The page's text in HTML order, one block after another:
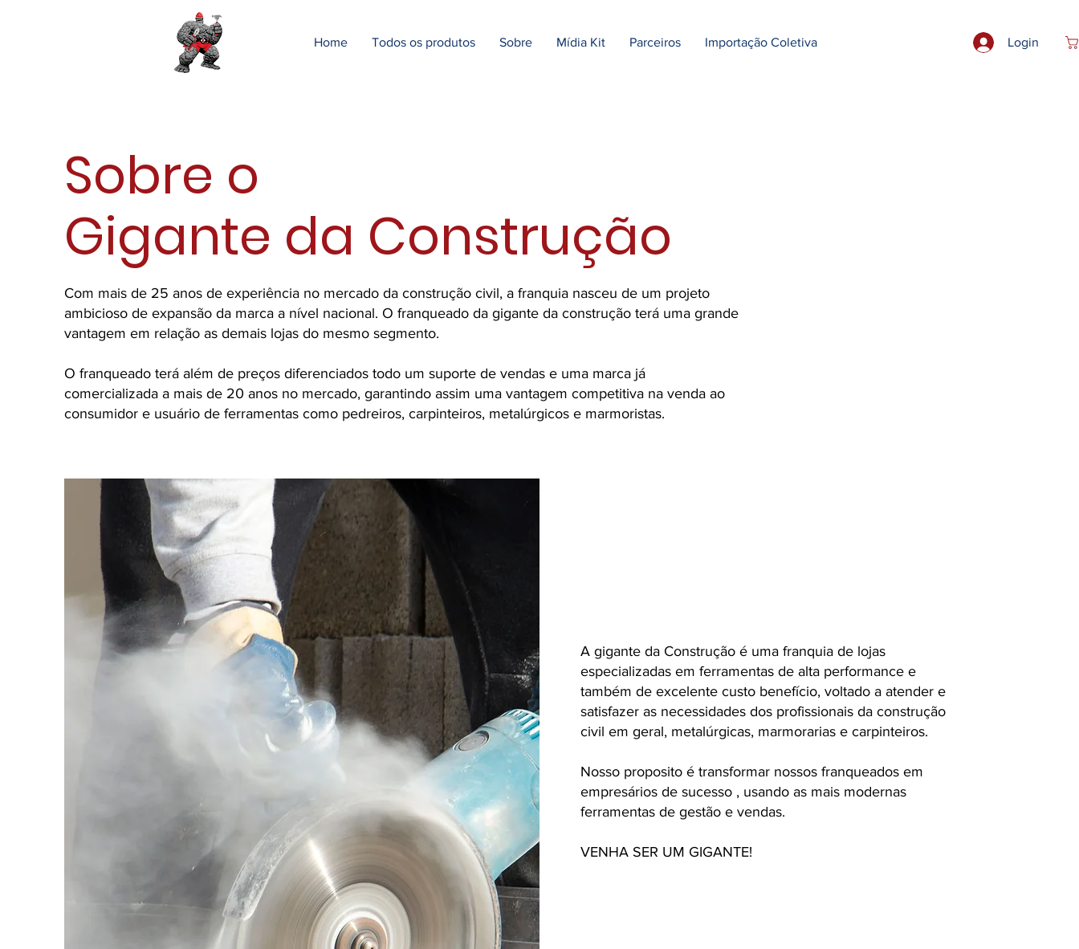
Home Todos os produtos Sobre Mídia Kit Parceiros Importação Coletiva Login
Sobre o
Gigante da Construção
Com mais de 25 anos de experiência no mercado da construção civil, a franquia nasceu de um projeto
ambicioso de expansão da marca a nível nacional. O franqueado da gigante da construção terá uma grande
vantagem em relação as demais lojas do mesmo segmento.
O franqueado terá além de preços diferenciados todo um suporte de vendas e uma marca já
comercializada a mais de 20 anos no mercado, garantindo assim uma vantagem competitiva na venda ao
consumidor e usuário de ferramentas como pedreiros, carpinteiros, metalúrgicos e marmoristas.
A gigante da Construção é uma franquia de lojas
especializadas em ferramentas de alta performance e
também de excelente custo benefício, voltado a atender e
satisfazer as necessidades dos profissionais da construção
civil em geral, metalúrgicas, marmorarias e carpinteiros.
Nosso proposito é transformar nossos franqueados em
empresários de sucesso , usando as mais modernas
ferramentas de gestão e vendas.
VENHA SER UM GIGANTE!